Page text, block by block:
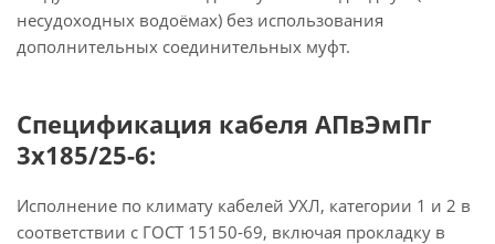
несудоходных водоёмах) без использования
дополнительных соединительных муфт.
Спецификация кабеля АПвЭмПг
3х185/25-6:
Исполнение по климату кабелей УХЛ, категории 1 и 2 в
соответствии с ГОСТ 15150-69, включая прокладку в